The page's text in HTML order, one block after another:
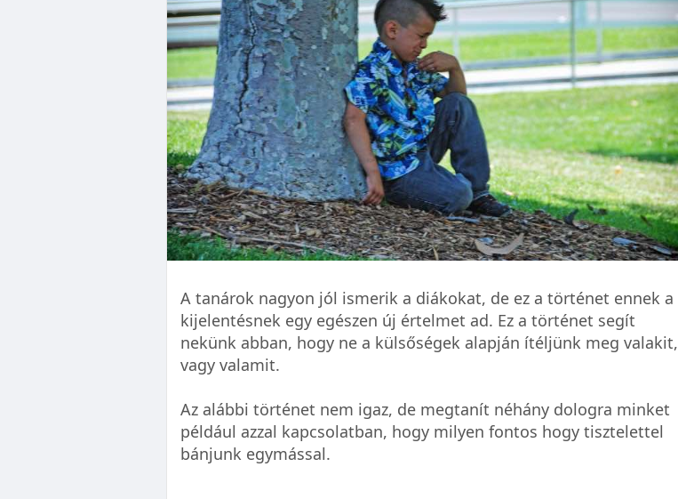
A tanárok nagyon jól ismerik a diákokat, de ez a történet ennek a
kijelentésnek egy egészen új értelmet ad. Ez a történet segít
nekünk abban, hogy ne a külsőségek alapján ítéljünk meg valakit,
vagy valamit.
Az alábbi történet nem igaz, de megtanít néhány dologra minket
például azzal kapcsolatban, hogy milyen fontos hogy tisztelettel
bánjunk egymással.